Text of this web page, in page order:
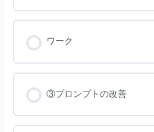
ワーク
③プロンプトの改善